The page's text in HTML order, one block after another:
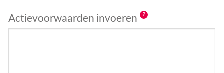
Actievoorwaarden invoeren